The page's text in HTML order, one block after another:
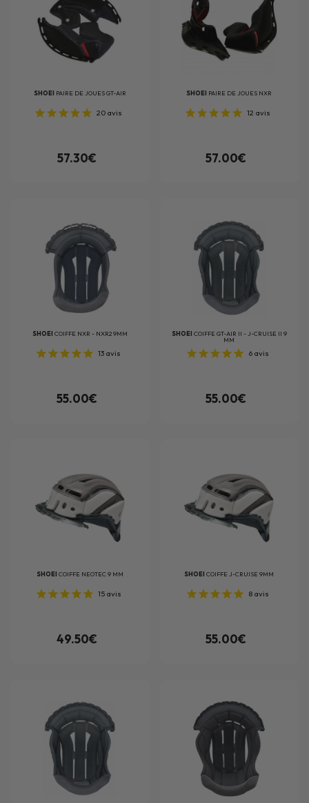
SHOEI PAIRE DE JOUES GT-AIR
20 avis
57.30€
SHOEI PAIRE DE JOUES NXR
12 avis
57.00€
SHOEI COIFFE NXR - NXR2 9MM
13 avis
55.00€
SHOEI COIFFE GT-AIR II - J-CRUISE II 9
MM
6 avis
55.00€
SHOEI COIFFE NEOTEC 9 MM
15avis
49.50€
SHOEICOIFFE J-CRUISE 9MM
8 avis
55.00€